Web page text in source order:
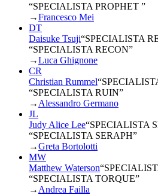
“SPECIALISTA PROPHET ”
→Francesco Mei
DT
Daisuke Tsuji“SPECIALISTA
“SPECIALISTA RECON”
→Luca Ghignone
CR
Christian Rummel“
“SPECIALISTA RUIN”
→ Alessandro Germano
JL
Judy Alice Lee“SPECIALISTA
“SPECIALISTA SERAPH”
→Greta Bortolotti
MW
Matthew Waterson“
“SPECIALISTA TORQUE”
→ Andrea Failla